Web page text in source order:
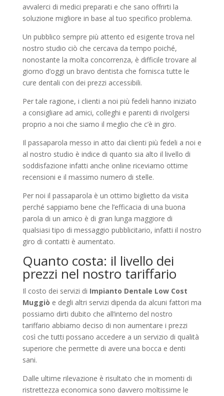
avvalerci di medici preparati e che sano offrirti la
soluzione migliore in base al tuo specifico problema.
Un pubblico sempre più attento ed esigente trova nel
nostro studio ciò che cercava da tempo poiché,
nonostante la molta concorrenza, è difficile trovare al
giorno d’oggi un bravo dentista che fornisca tutte le
cure dentali con dei prezzi accessibili.
Per tale ragione, i clienti a noi più fedeli hanno iniziato
a consigliare ad amici, colleghi e parenti di rivolgersi
proprio a noi che siamo il meglio che c’è in giro.
Il passaparola messo in atto dai clienti più fedeli a noi e
al nostro studio è indice di quanto sia alto il livello di
soddisfazione infatti anche online riceviamo ottime
recensioni e il massimo numero di stelle.
Per noi il passaparola è un ottimo biglietto da visita
perché sappiamo bene che l’efficacia di una buona
parola di un amico è di gran lunga maggiore di
qualsiasi tipo di messaggio pubblicitario, infatti il nostro
giro di contatti è aumentato.
Quanto costa: il livello dei
prezzi nel nostro tariffario
Il costo dei servizi di Impianto Dentale Low Cost
Muggiò e degli altri servizi dipenda da alcuni fattori ma
possiamo dirti dubito che all’interno del nostro
tariffario abbiamo deciso di non aumentare i prezzi
così che tutti possano accedere a un servizio di qualità
superiore che permette di avere una bocca e denti
sani.
Dalle ultime rilevazione è risultato che in momenti di
ristrettezza economica sono davvero moltissime le